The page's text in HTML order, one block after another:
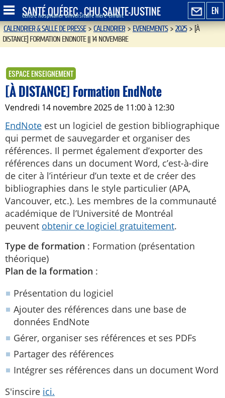
EN
SANTÉ QUÉBEC - CHU SAINTE-JUSTINE
Centre hospitalier universitaire mère-enfant
CALENDRIER & SALLE DE PRESSE>CALENDRIER>EVENEMENTS>2025>[À
DISTANCE] FORMATION ENDNOTE || 14 NOVEMBRE
ESPACE ENSEIGNEMENT
[À DISTANCE] Formation EndNote
vendredi 14 novembre 2025 de 11:00 à 12:30
EndNote est un logiciel de gestion bibliographique
qui permet de sauvegarder et organiser des
références. Il permet également d’exporter des
références dans un document Word, c’est-à-dire
de citer à l’intérieur d’un texte et de créer des
bibliographies dans le style particulier (APA,
Vancouver, etc.). Les membres de la communauté
académique de l’Université de Montréal
peuvent obtenir ce logiciel gratuitement.
Type de formation : Formation (présentation
théorique)
Plan de la formation :
Présentation du logiciel
Ajouter des références dans une base de
données EndNote
Gérer, organiser ses références et ses PDFs
Partager des références
Intégrer ses références dans un document Word
S'inscire ici.